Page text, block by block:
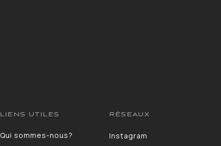
LIENS UTILES
Qui sommes-nous?
RÉSEAUX
Instagram